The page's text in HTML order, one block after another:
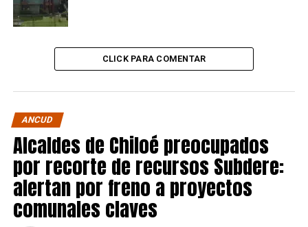
CLICK PARA COMENTAR
ANCUD
Alcaldes de Chiloé preocupados
por recorte de recursos Subdere:
alertan por freno a proyectos
comunales claves